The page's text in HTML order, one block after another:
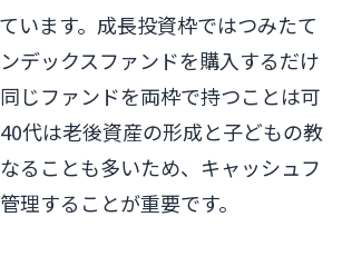
います。成長投資枠ではつみたて
デックスファンドを購入するだけ
じファンドを両枠で持つことは可
代は老後資産の形成と子どもの教
ることも多いため、キャッシュフ
理することが重要です。